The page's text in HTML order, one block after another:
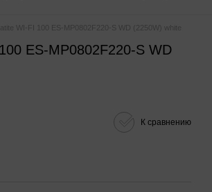
WI-FI 100 ES-MP0802F220-S WD (2250W) white
ES-MP0802F220-S WD
К сравнению